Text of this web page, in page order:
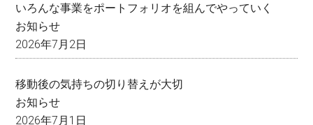
いろんな事業をポートフォリオを組んでやっていく
お知らせ
2026年7月2日
移動後の気持ちの切り替えが大切
お知らせ
2026年7月1日